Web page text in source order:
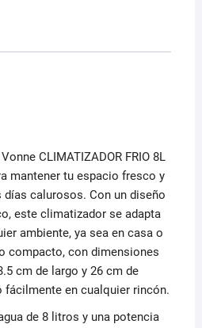
CLIMATIZADOR FRIO 8L
mantener tu espacio fresco y
calurosos. Con un diseño
este climatizador se adapta
ambiente, ya sea en casa o
compacto, con dimensiones
cm de largo y 26 cm de
fácilmente en cualquier rincón.
de 8 litros y una potencia